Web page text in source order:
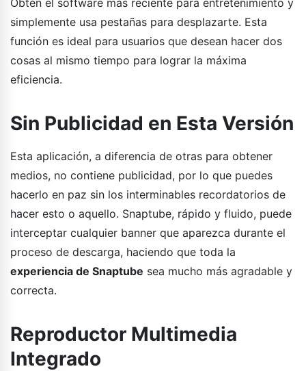
simplemente usa pestañas para desplazarte. Esta
función es ideal para usuarios que desean hacer dos
cosas al mismo tiempo para lograr la máxima
eficiencia.
Sin Publicidad en Esta Versión
Esta aplicación, a diferencia de otras para obtener
medios, no contiene publicidad, por lo que puedes
hacerlo en paz sin los interminables recordatorios de
hacer esto o aquello. Snaptube, rápido y fluido, puede
interceptar cualquier banner que aparezca durante el
proceso de descarga, haciendo que toda la
experiencia de Snaptube sea mucho más agradable y
correcta.
Reproductor Multimedia
Integrado